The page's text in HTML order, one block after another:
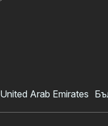
United Arab Emirates